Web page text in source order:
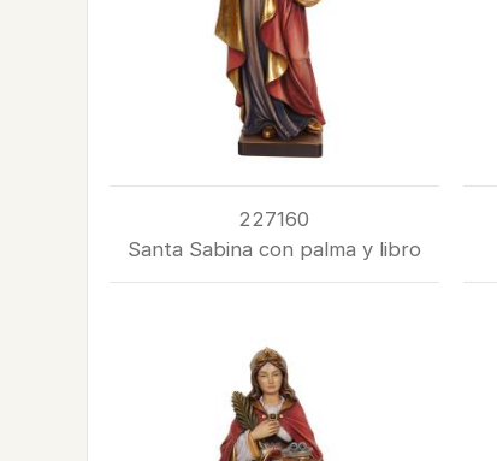
227160
Santa Sabina con palma y libro